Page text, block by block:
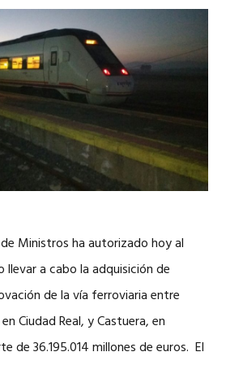
Ministros ha autorizado hoy al
a cabo la adquisición de
de la vía ferroviaria entre
Ciudad Real, y Castuera, en
de 36.195.014 millones de euros. El